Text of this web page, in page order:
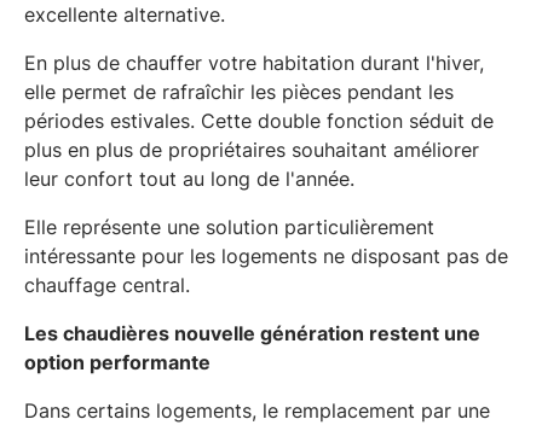
excellente alternative.
En plus de chauffer votre habitation durant l'hiver,
elle permet de rafraîchir les pièces pendant les
périodes estivales. Cette double fonction séduit de
plus en plus de propriétaires souhaitant améliorer
leur confort tout au long de l'année.
Elle représente une solution particulièrement
intéressante pour les logements ne disposant pas de
chauffage central.
Les chaudières nouvelle génération restent une
option performante
Dans certains logements, le remplacement par une